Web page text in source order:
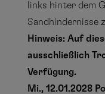
links hinter dem
Sandhindernisse
Hinweis: Auf
ausschließlich
Verfügung.
Mi., 12.01.2028